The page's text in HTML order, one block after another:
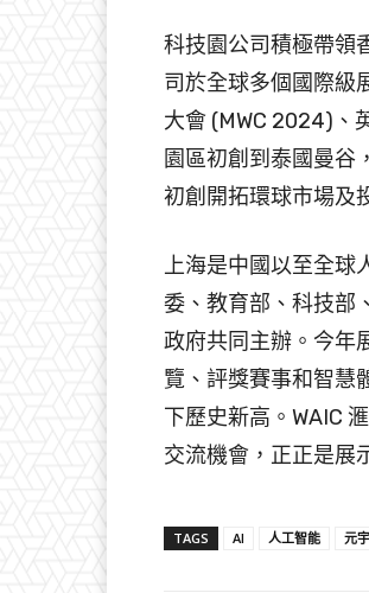
科技園公司積極帶領
司於全球多個國際級
大會 (MWC 2024)、
園區初創到泰國曼谷
初創開拓環球市場及
上海是中國以至全球
委、教育部、科技部
政府共同主辦。今年
覽、評獎賽事和智慧
下歷史新高。WAIC
交流機會，正正是展
TAGS AI 人工智能 元